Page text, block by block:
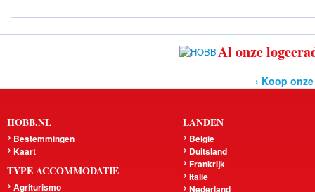
Al onze
› Koop
HOBB.NL
Bestemmingen
Kaart
TYPE ACCOMMODATIE
Agriturismo
LANDEN
Belgie
Duitsland
Frankrijk
Italie
Nederland